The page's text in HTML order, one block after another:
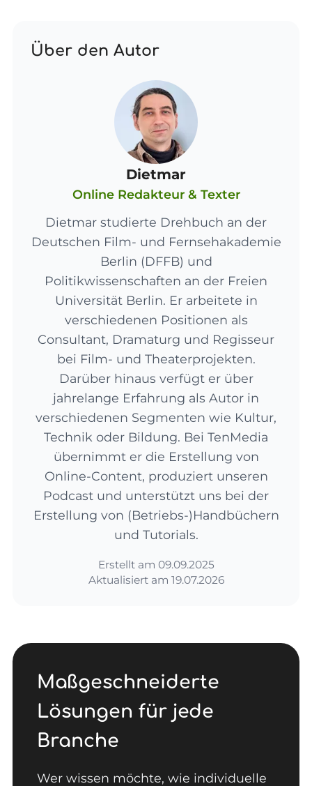
Über den Autor
Dietmar
Online Redakteur & Texter
Dietmar studierte Drehbuch an der
Deutschen Film- und Fernsehakademie
Berlin (DFFB) und
Politikwissenschaften an der Freien
Universität Berlin. Er arbeitete in
verschiedenen Positionen als
Consultant, Dramaturg und Regisseur
bei Film- und Theaterprojekten.
Darüber hinaus verfügt er über
jahrelange Erfahrung als Autor in
verschiedenen Segmenten wie Kultur,
Technik oder Bildung. Bei TenMedia
übernimmt er die Erstellung von
Online-Content, produziert unseren
Podcast und unterstützt uns bei der
Erstellung von (Betriebs-)Handbüchern
und Tutorials.
Erstellt am 09.09.2025
Aktualisiert am 19.07.2026
Maßgeschneiderte
Lösungen für jede
Branche
Wer wissen möchte, wie individuelle